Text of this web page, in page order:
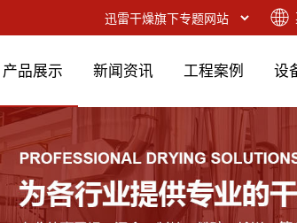
产品展示 新闻资讯 工程案例 设